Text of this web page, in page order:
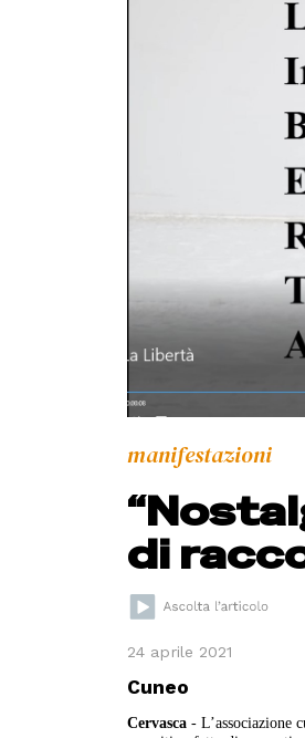
manifestazioni
di
24 aprile 2021
Cuneo
Cervasca - L’associazione